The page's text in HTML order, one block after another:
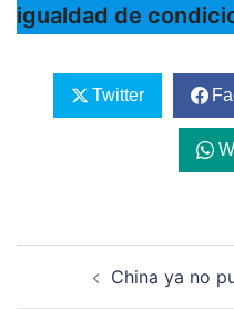
igualdad de
Twitter
China ya no